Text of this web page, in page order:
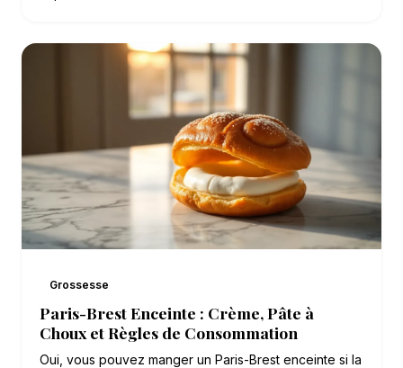
Grossesse
Paris-Brest Enceinte : Crème, Pâte à
Choux et Règles de Consommation
Oui, vous pouvez manger un Paris-Brest enceinte si la